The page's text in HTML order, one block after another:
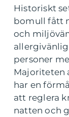
Historiskt
bomull fått
och
personer
Majoriteten
har en
att reglera
natten och